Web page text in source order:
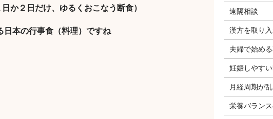
日か２日だけ、ゆるくおこなう断食）
本の行事食（料理）ですね
遠隔相談
漢方を取り
夫婦で始め
妊娠しやす
月経周期が
栄養バラン